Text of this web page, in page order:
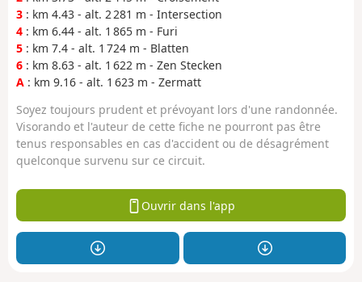
3 : km 4.43 - alt. 2 281 m - Intersection
4 : km 6.44 - alt. 1 865 m - Furi
5 : km 7.4 - alt. 1 724 m - Blatten
6 : km 8.63 - alt. 1 622 m - Zen Stecken
A : km 9.16 - alt. 1 623 m - Zermatt
Soyez toujours prudent et prévoyant lors d'une randonnée.
Visorando et l'auteur de cette fiche ne pourront pas être
tenus responsables en cas d'accident ou de désagrément
quelconque survenu sur ce circuit.
Ouvrir dans l'app